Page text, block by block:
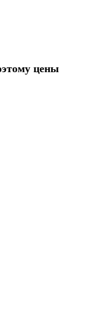
цены